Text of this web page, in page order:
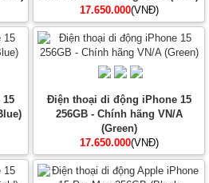
17.650.000(VNĐ)
Điện thoại di động iPhone 15
256GB - Chính hãng VN/A
(Green)
17.650.000(VNĐ)